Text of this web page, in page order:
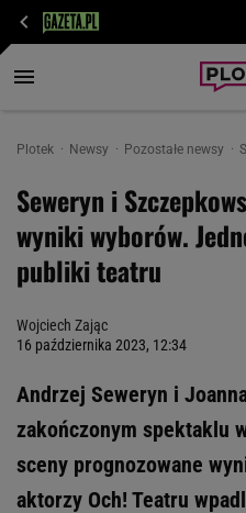
Plotek Newsy Pozostałe newsy
Seweryn i
wyniki wyborów.
publiki teatru
Wojciech Zając
16 października 2023, 12:34
Andrzej Seweryn i
zakończonym spektaklu
sceny prognozowane
aktorzy Och! Teatru